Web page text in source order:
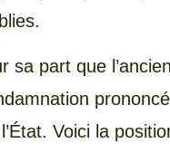
sa part que
Voici la